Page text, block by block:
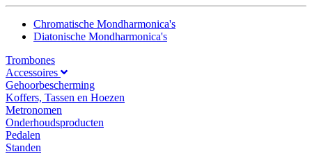
Chromatische Mondharmonica's
Diatonische Mondharmonica's
Trombones
Accessoires
Gehoorbescherming
Koffers, Tassen en Hoezen
Metronomen
Onderhoudsproducten
Pedalen
Standen